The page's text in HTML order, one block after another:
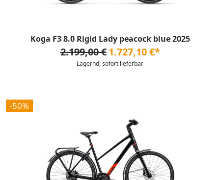
Koga F3 8.0 Rigid Lady peacock blue 2025
2.199,00 € 1.727,10 €*
Lagernd, sofort lieferbar
-50%